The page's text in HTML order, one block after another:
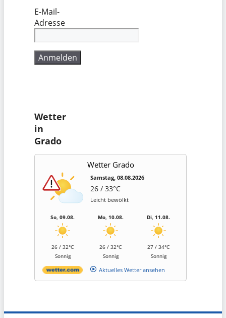
E-Mail-
Adresse
Wetter
in
Grado
Wetter Grado
Samstag, 08.08.2026
26 / 33°C
Leicht bewölkt
So, 09.08.
26 / 32°C
Sonnig
Mo, 10.08.
26 / 32°C
Sonnig
Di, 11.08.
27 / 34°C
Sonnig
Aktuelles Wetter ansehen